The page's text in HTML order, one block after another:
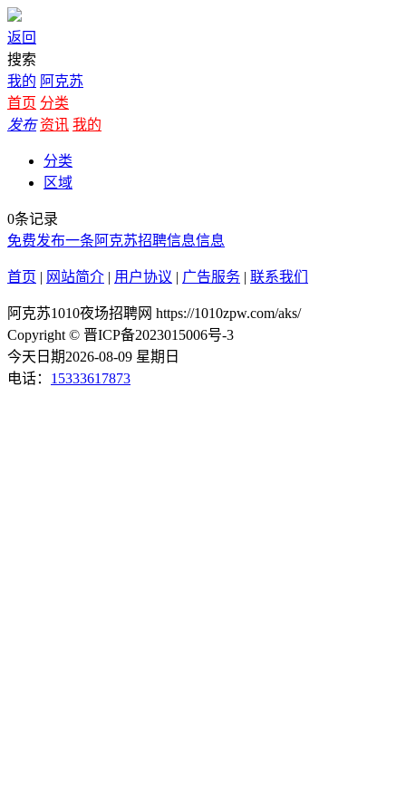
返回
搜索
我的 阿克苏
首页 分类
发布 资讯 我的
分类
区域
0条记录
免费发布一条阿克苏招聘信息信息
首页 | 网站简介 | 用户协议 | 广告服务 | 联系我们
阿克苏1010夜场招聘网 https://1010zpw.com/aks/
Copyright © 晋ICP备2023015006号-3
今天日期2026-08-09 星期日
电话： 15333617873